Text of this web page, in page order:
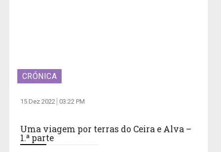
CRÓNICA
15 Dez 2022 03:22 PM
Uma viagem por terras do Ceira e Alva –
1.ª parte